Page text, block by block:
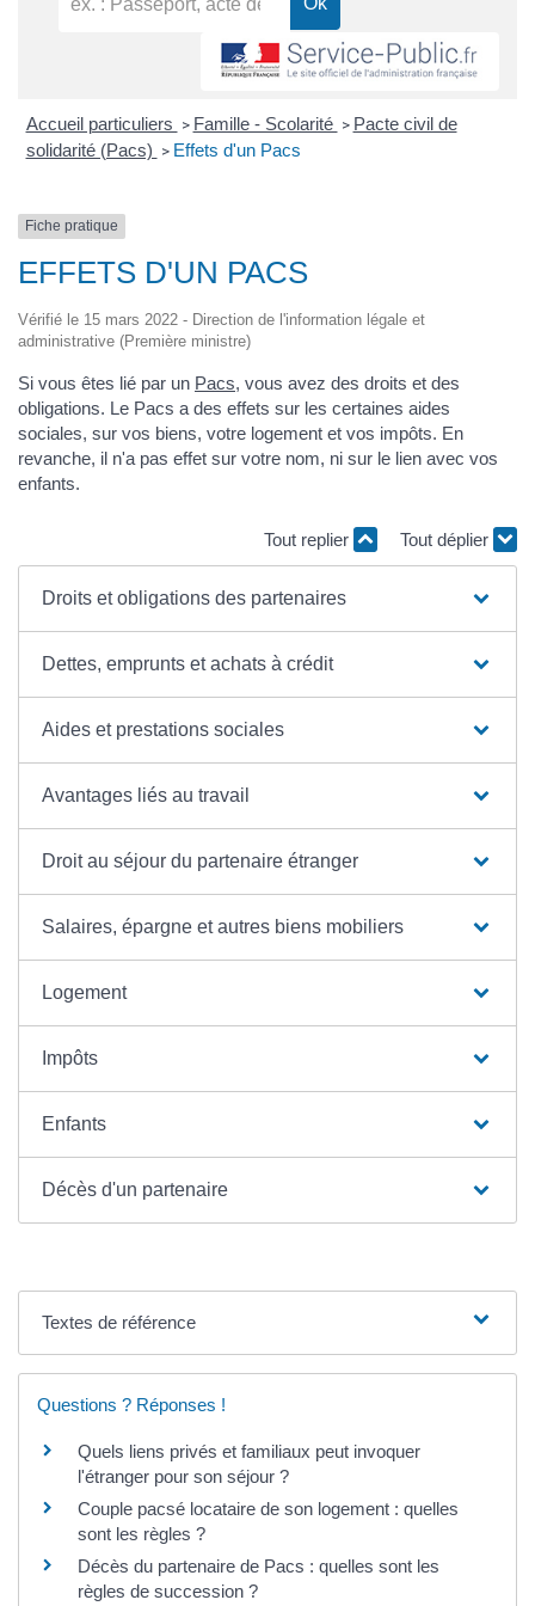
Accueil particuliers > Famille - Scolarité > Pacte civil de
solidarité (Pacs) > Effets d'un Pacs
Fiche pratique
EFFETS D'UN PACS
Vérifié le 15 mars 2022 - Direction de l'information légale et
administrative (Première ministre)
Si vous êtes lié par un Pacs, vous avez des droits et des
obligations. Le Pacs a des effets sur les certaines aides
sociales, sur vos biens, votre logement et vos impôts. En
revanche, il n'a pas effet sur votre nom, ni sur le lien avec vos
enfants.
Tout replier Tout déplier
Droits et obligations des partenaires
Dettes, emprunts et achats à crédit
Aides et prestations sociales
Avantages liés au travail
Droit au séjour du partenaire étranger
Salaires, épargne et autres biens mobiliers
Logement
Impôts
Enfants
Décès d'un partenaire
Textes de référence
Questions ? Réponses !
Quels liens privés et familiaux peut invoquer
l'étranger pour son séjour ?
Couple pacsé locataire de son logement : quelles
sont les règles ?
Décès du partenaire de Pacs : quelles sont les
règles de succession ?